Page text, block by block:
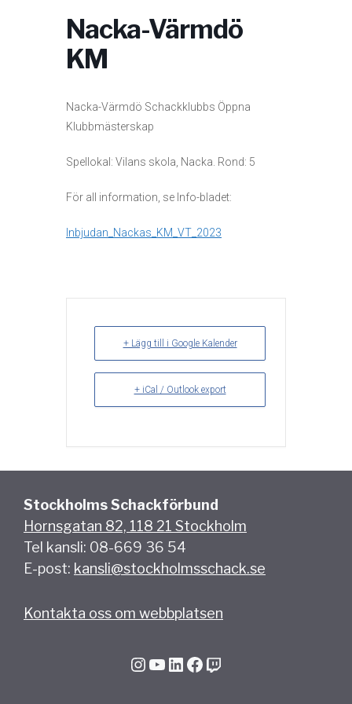
Nacka-Värmdö
KM
Nacka-Värmdö Schackklubbs Öppna
Klubbmästerskap
Spellokal: Vilans skola, Nacka. Rond: 5
För all information, se Info-bladet:
Inbjudan_Nackas_KM_VT_2023
+ Lägg till i Google Kalender
+ iCal / Outlook export
Stockholms Schackförbund
Hornsgatan 82, 118 21 Stockholm
Tel kansli: 08-669 36 54
E-post: kansli@stockholmsschack.se
Kontakta oss om webbplatsen
InstagramYouTube LinkedIn Facebook Twitch